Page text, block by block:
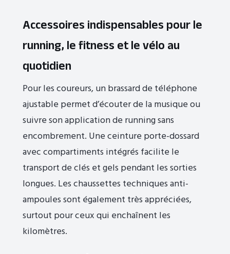
Accessoires indispensables pour le
running, le fitness et le vélo au
quotidien
Pour les coureurs, un brassard de téléphone
ajustable permet d’écouter de la musique ou
suivre son application de running sans
encombrement. Une ceinture porte-dossard
avec compartiments intégrés facilite le
transport de clés et gels pendant les sorties
longues. Les chaussettes techniques anti-
ampoules sont également très appréciées,
surtout pour ceux qui enchaînent les
kilomètres.